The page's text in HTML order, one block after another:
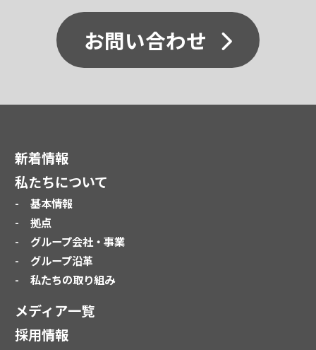
お問い合わせ
新着情報
私たちについて
基本情報
拠点
グループ会社・事業
グループ沿革
私たちの取り組み
メディア一覧
採用情報